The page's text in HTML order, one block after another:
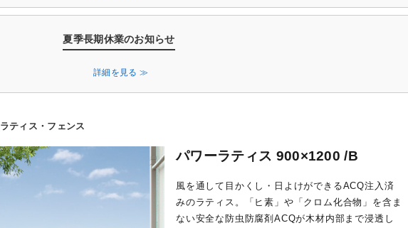
夏季長期休業のお知らせ
詳細を見る ≫
ラティス・フェンス
パワーラティス 900×1200 /B
風を通して目かくし・日よけができるACQ注入済
みのラティス。「ヒ素」や「クロム化合物」を含ま
ない安全な防虫防腐剤ACQが木材内部まで浸透し